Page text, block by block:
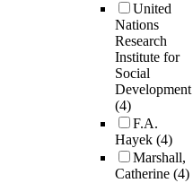
United
Nations
Research
Institute for
Social
Development
(4)
F.A.
Hayek (4)
Marshall,
Catherine (4)